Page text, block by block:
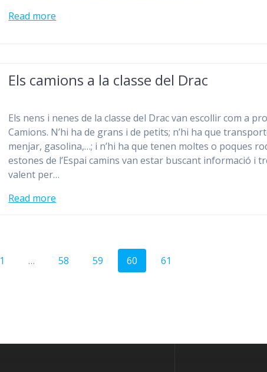
Read more
Els camions a la classe del Drac
Els nens i nenes de la classe del Drac van escollir com a
Camions. N’hi ha de grans i de petits; n’hi ha que
menjar, gasolina,…; i n’hi ha que tenen moltes o poques
estones de l’Espai camins van estar buscant informació i
valent per…
Read more
Page
1 … Page
58 Page
59 Page
60 Page
61